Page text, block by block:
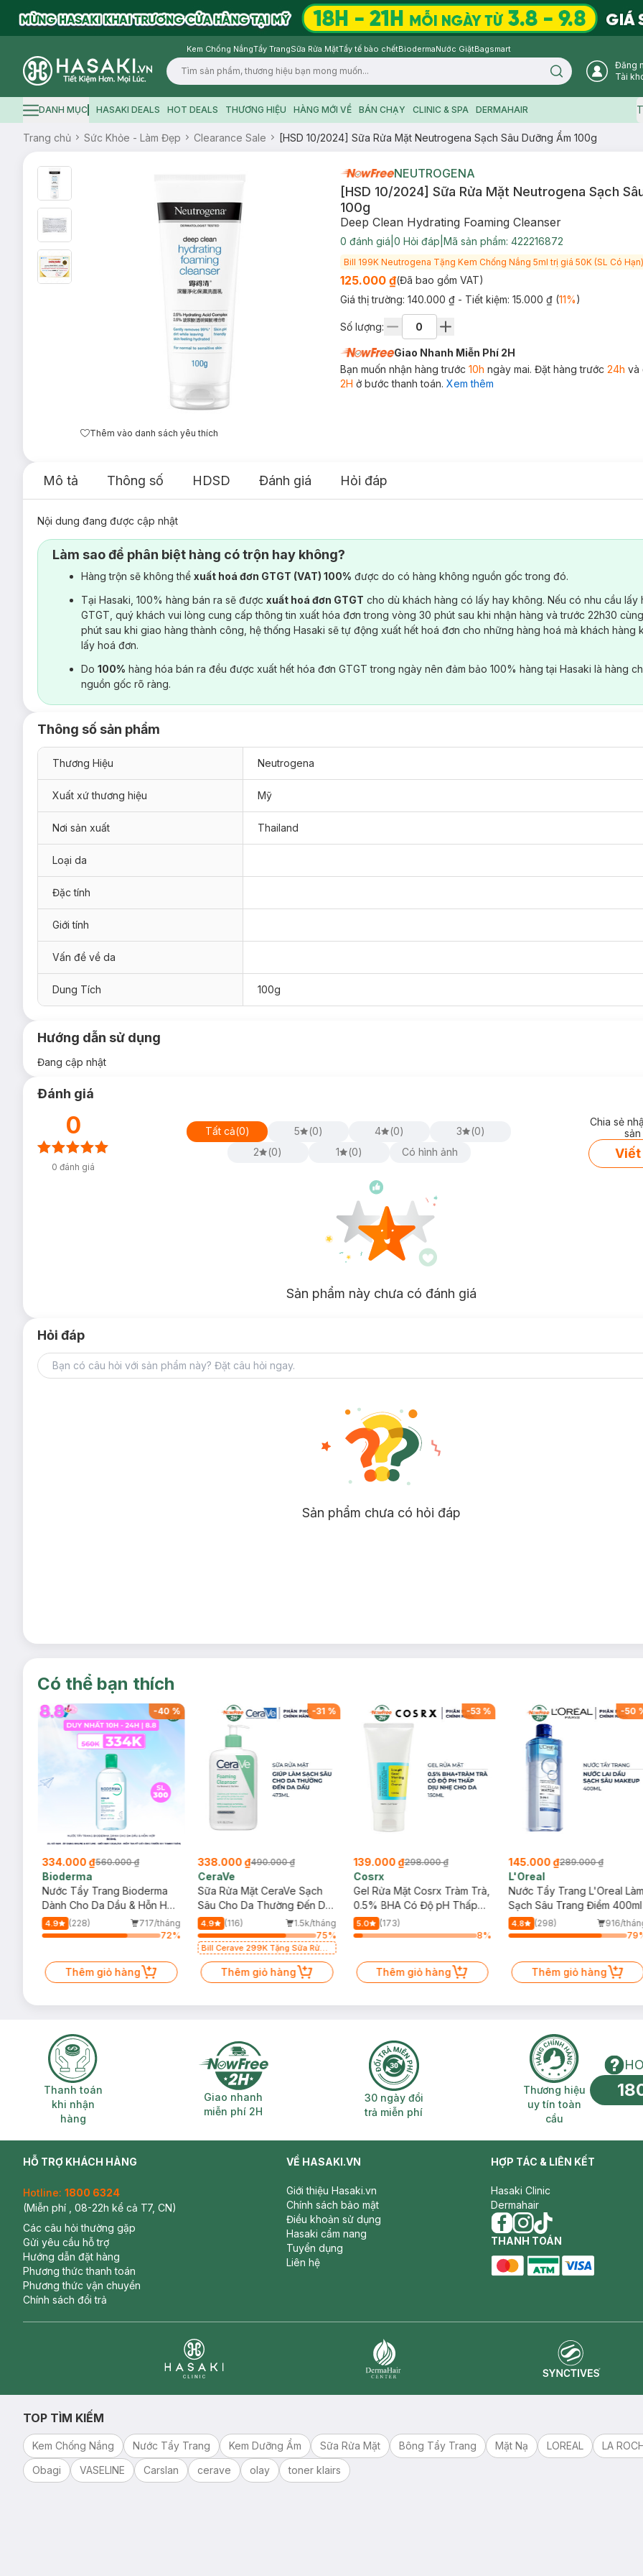
Kem Chống NắngTẩy TrangSữa Rửa MặtTẩy tế bào chếtBiodermaNước GiặtBagsmart
Logo
Search icon
Đăng
Tài
Hamburger icon
DANH MỤC HASAKI DEALS HOT DEALS THƯƠNG HIỆU HÀNG MỚI VỀ BÁN CHẠY CLINIC & SPA DERMAHAIR
Trang chủ Sức Khỏe - Làm Đẹp Clearance Sale [HSD 10/2024] Sữa Rửa Mặt Neutrogena Sạch Sâu Dưỡng Ẩm 100g
Thêm vào danh sách yêu thích
NEUTROGENA
[HSD 10/2024] Sữa Rửa Mặt Neutrogena Sạch
100g
Deep Clean Hydrating Foaming Cleanser
0 đánh giá 0 Hỏi đáp Mã sản phẩm: 422216872
Bill 199K Neutrogena Tặng Kem Chống Nắng 5ml trị giá 50K (SL Có Hạn)
125.000 ₫(Đã bao gồm VAT)
Giá thị trường: 140.000 ₫ - Tiết kiệm: 15.000 ₫(11%)
Số lượng:
Giao Nhanh Miễn Phí 2H
Bạn muốn nhận hàng trước 10h ngày mai. Đặt hàng trước 24h và
2H ở bước thanh toán. Xem thêm
Mô tả Thông số HDSD Đánh giá Hỏi đáp
Nội dung đang được cập nhật
Làm sao để phân biệt hàng có trộn hay không?
Hàng trộn sẽ không thể xuất hoá đơn GTGT (VAT) 100% được do có hàng không nguồn gốc trong đó.
Tại Hasaki, 100% hàng bán ra sẽ được xuất hoá đơn GTGT cho dù khách hàng có lấy hay không. Nếu có nhu cầu lấy
GTGT, quý khách vui lòng cung cấp thông tin xuất hóa đơn trong vòng 30 phút sau khi nhận hàng và trước 22h30
phút sau khi giao hàng thành công, hệ thống Hasaki sẽ tự động xuất hết hoá đơn cho những hàng hoá mà khách hàng
lấy hoá đơn.
Do 100% hàng hóa bán ra đều được xuất hết hóa đơn GTGT trong ngày nên đảm bảo 100% hàng tại Hasaki là hàng
nguồn gốc rõ ràng.
Thông số sản phẩm
Thương Hiệu Neutrogena
Xuất xứ thương hiệu Mỹ
Nơi sản xuất Thailand
Loại da
Đặc tính
Giới tính
Vấn đề về da
Dung Tích 100g
Hướng dẫn sử dụng
Đang cập nhật
Đánh giá
0
0 đánh giá
Tất cả(0) 5 (0) 4 (0) 3 (0)
2
(0) 1 (0) Có hình ảnh
Chia sẻ
Viết
Sản phẩm này chưa có đánh giá
Hỏi đáp
Sản phẩm chưa có hỏi đáp
Có thể bạn thích
-40 %
334.000 ₫560.000 ₫
Bioderma
Nước Tẩy Trang Bioderma
Dành Cho Da Dầu & Hỗn Hợp
500ml
4.9 (228)
717/tháng
72%
Thêm giỏ hàng
-31 %
338.000 ₫490.000 ₫
CeraVe
Sữa Rửa Mặt CeraVe Sạch
Sâu Cho Da Thường Đến Da
Dầu 473ml
4.9 (116)
1.5k/tháng
75%
Bill Cerave 299K Tặng Sữa Rửa
Thêm giỏ hàng
-53%
139.000 ₫298.000 ₫
Cosrx
Gel Rửa Mặt Cosrx Tràm Trà,
0.5% BHA Có Độ pH Thấp
150ml
5.0
(173)
8%
Thêm giỏ hàng
-50
145.000 ₫289.000 ₫
L'Oreal
Nước Tẩy Trang L'Oreal Làm
Sạch Sâu Trang Điểm 400ml
4.8 (298)
916/
79
Thêm giỏ hàng
Thanh toán khi nhận hàng
Thanh toán
khi nhận
hàng
Giao nhanh miễn phí 2H
Giao nhanh
miễn phí 2H
30 ngày đổi trả miễn phí
30 ngày đổi
trả miễn phí
Thương hiệu uy
Thương hiệu
uy tín toàn
cầu
HỖ TRỢ KHÁCH HÀNG
Hotline: 1800 6324
(Miễn phí , 08-22h kể cả T7, CN)
Các câu hỏi thường gặp
Gửi yêu cầu hỗ trợ
Hướng dẫn đặt hàng
Phương thức thanh toán
Phương thức vận chuyển
Chính sách đổi trả
VỀ HASAKI.VN
Giới thiệu Hasaki.vn
Chính sách bảo mật
Điều khoản sử dụng
Hasaki cẩm nang
Tuyển dụng
Liên hệ
HỢP TÁC & LIÊN KẾT
Hasaki Clinic
Dermahair
facebook
instagram
tiktok
THANH TOÁN
TOP TÌM KIẾM
Kem Chống Nắng Nước Tẩy Trang Kem Dưỡng Ẩm Sữa Rửa Mặt Bông Tẩy Trang Mặt Nạ LOREAL LA
Obagi
VASELINE Carslan cerave olay toner klairs